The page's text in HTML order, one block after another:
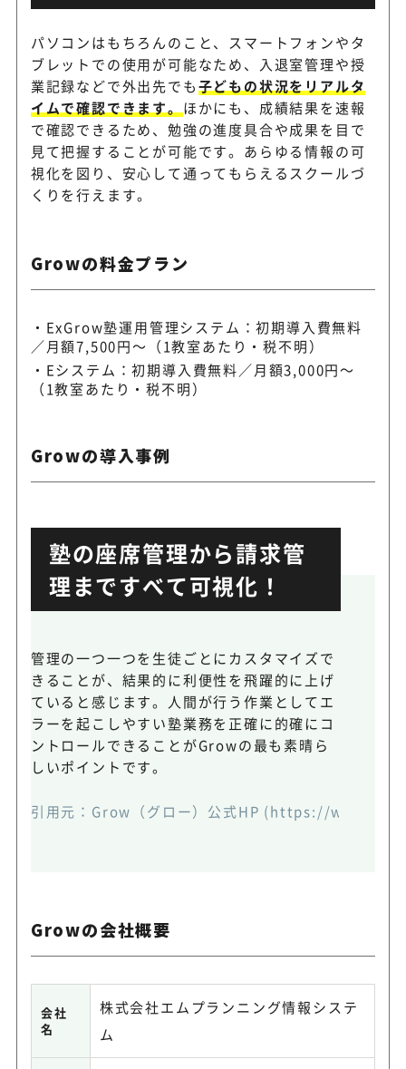
パソコンはもちろんのこと、スマートフォンやタ
ブレットでの使用が可能なため、入退室管理や授
業記録などで外出先でも子どもの状況をリアルタ
イムで確認できます。 ほかにも、成績結果を速報
で確認できるため、勉強の進度具合や成果を目で
見て把握することが可能です。あらゆる情報の可
視化を図り、安心して通ってもらえるスクールづ
くりを行えます。
Growの料金プラン
ExGrow塾運用管理システム：初期導入費無料
／月額7,500円～（1教室あたり・税不明）
Eシステム：初期導入費無料／月額3,000円～
（1教室あたり・税不明）
Growの導入事例
塾の座席管理から請求管
理まですべて可視化！
管理の一つ一つを生徒ごとにカスタマイズで
きることが、結果的に利便性を飛躍的に上げ
ていると感じます。人間が行う作業としてエ
ラーを起こしやすい塾業務を正確に的確にコ
ントロールできることがGrowの最も素晴ら
しいポイントです。
引用元： Grow（グロー）公式HP (https://
Growの会社概要
会社
名
株式会社エムプランニング情報システ
ム